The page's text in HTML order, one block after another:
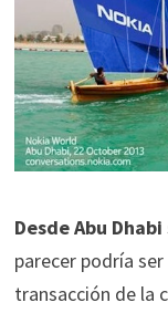
Desde Abu
parecer podría
transacción de la